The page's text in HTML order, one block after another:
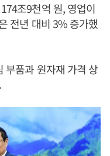
조9천억 원, 영업이
전년 대비 3% 증가했
부품과 원자재 가격 상